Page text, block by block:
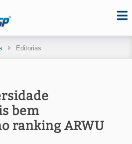
Editorias
bem
ranking ARWU